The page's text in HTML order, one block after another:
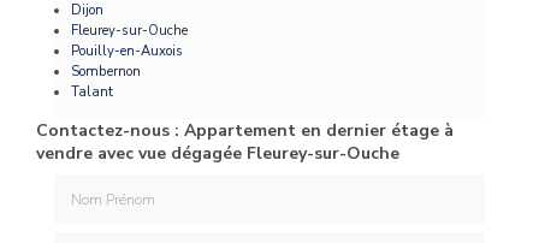
Dijon
Fleurey-sur-Ouche
Pouilly-en-Auxois
Sombernon
Talant
Contactez-nous : Appartement en dernier étage à
vendre avec vue dégagée Fleurey-sur-Ouche